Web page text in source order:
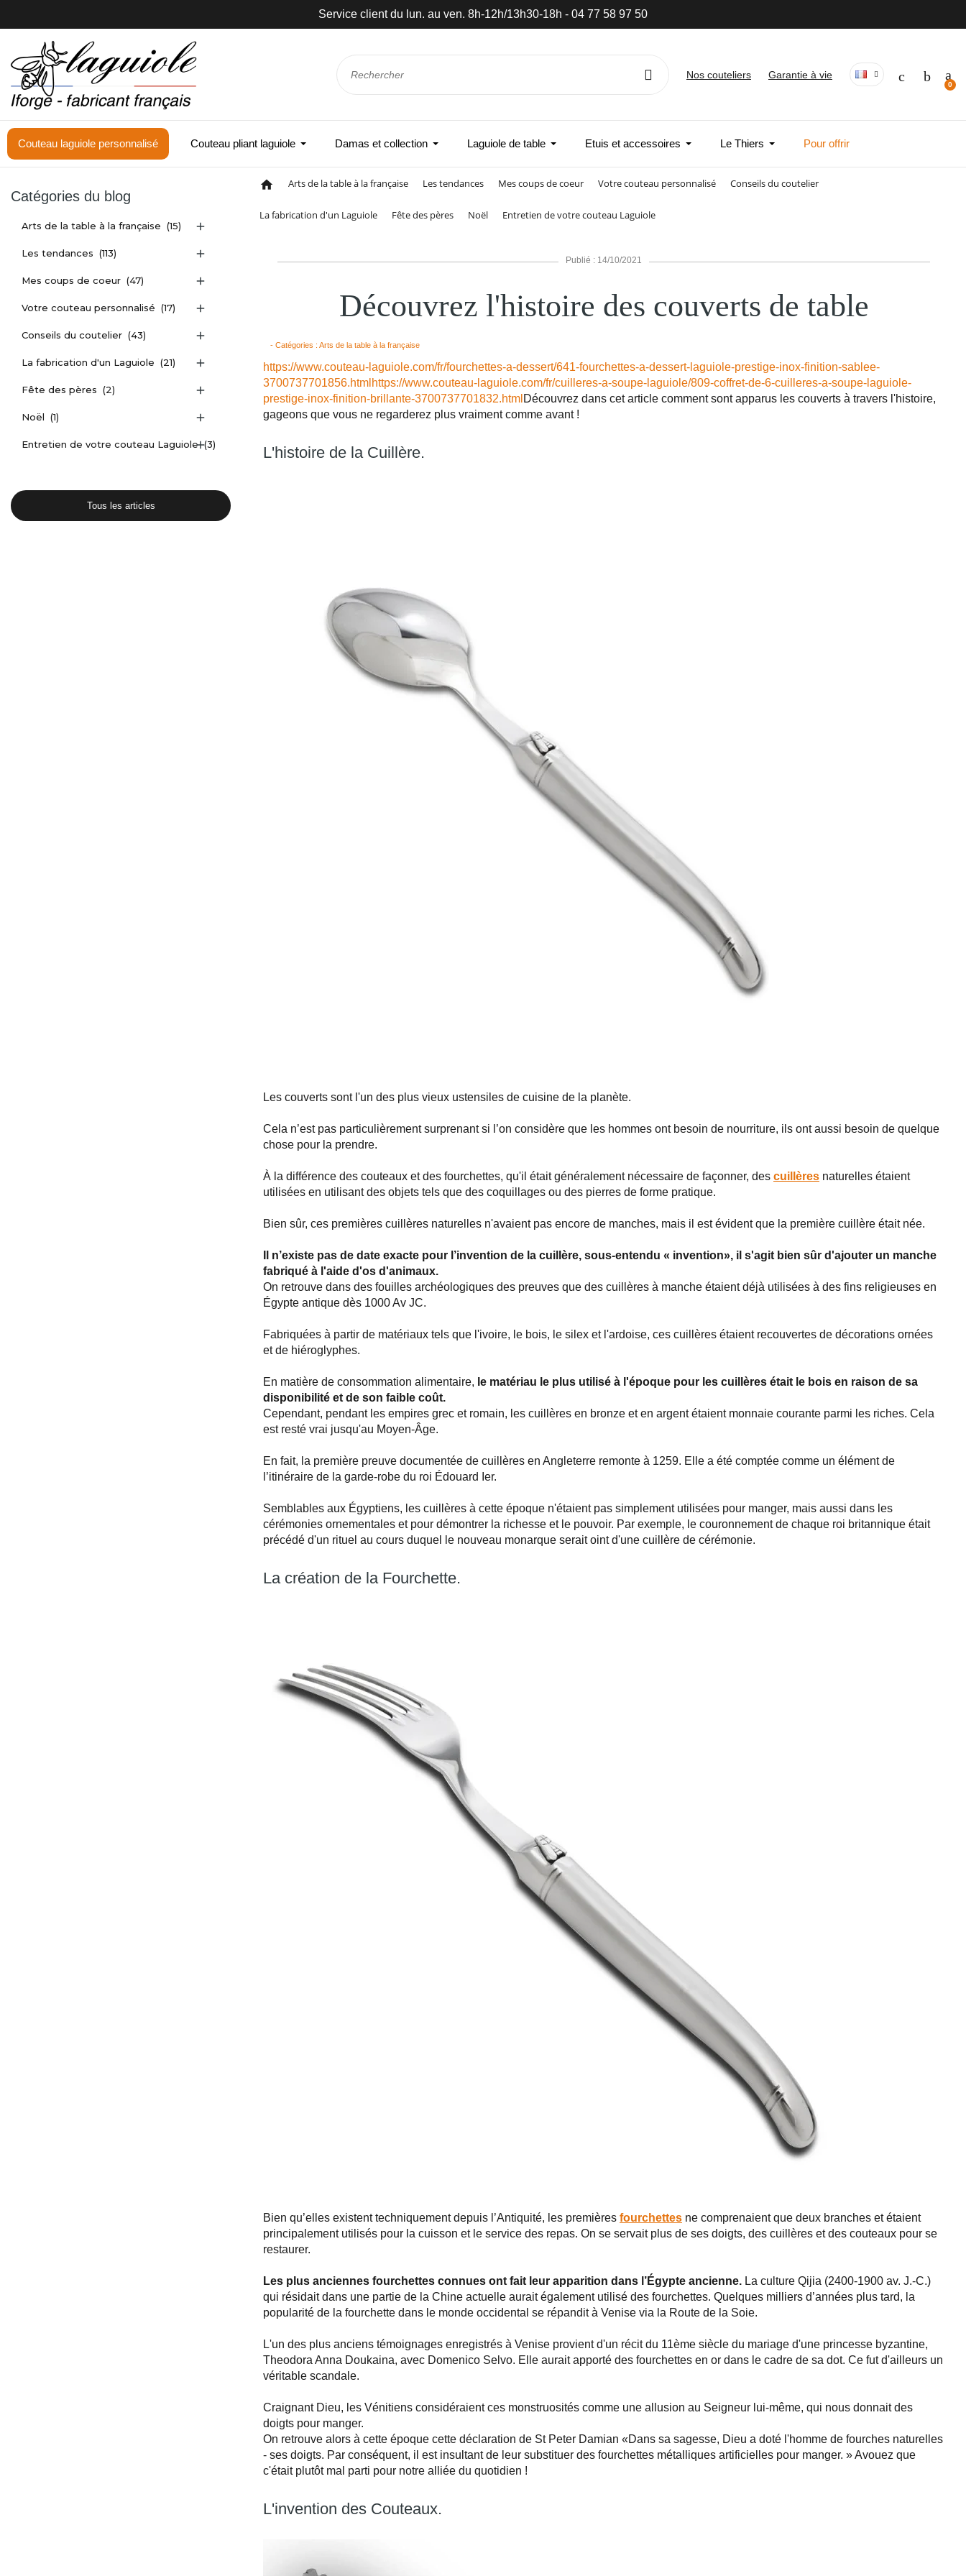
Service client du lun. au ven. 8h-12h/13h30-18h - 04 77 58 97 50
Nos couteliers Garantie à vie
Couteau laguiole personnalisé Couteau pliant laguiole Damas et collection Laguiole de table Etuis et accessoires Le Thiers Pour offrir
Catégories du blog
Arts de la table à la française (15) 
Les tendances (113) 
Mes coups de coeur (47) 
Votre couteau personnalisé (17) 
Conseils du coutelier (43) 
La fabrication d'un Laguiole (21) 
Fête des pères (2) 
Noël (1) 
Entretien de votre couteau Laguiole (3)

Tous les articles
home Arts de la table à la française Les tendances Mes coups de coeur Votre couteau personnalisé Conseils du coutelier
La fabrication d'un Laguiole Fête des pères Noël Entretien de votre couteau Laguiole
Publié : 14/10/2021
Découvrez l'histoire des couverts de table
- Catégories : Arts de la table à la française
https://www.couteau-laguiole.com/fr/fourchettes-a-dessert/641-fourchettes-a-dessert-laguiole-prestige-inox-finition-sablee-
3700737701856.html https://www.couteau-laguiole.com/fr/cuilleres-a-soupe-laguiole/809-coffret-de-6-cuilleres-a-soupe-laguiole-
prestige-inox-finition-brillante-3700737701832.html Découvrez dans cet article comment sont apparus les couverts à travers l'histoire,
gageons que vous ne regarderez plus vraiment comme avant !
L'histoire de la Cuillère.
Les couverts sont l'un des plus vieux ustensiles de cuisine de la planète.
Cela n’est pas particulièrement surprenant si l’on considère que les hommes ont besoin de nourriture, ils ont aussi besoin de quelque
chose pour la prendre.
À la différence des couteaux et des fourchettes, qu'il était généralement nécessaire de façonner, des cuillères naturelles étaient
utilisées en utilisant des objets tels que des coquillages ou des pierres de forme pratique.
Bien sûr, ces premières cuillères naturelles n'avaient pas encore de manches, mais il est évident que la première cuillère était née.
Il n’existe pas de date exacte pour l’invention de la cuillère, sous-entendu « invention», il s'agit bien sûr d'ajouter un manche
fabriqué à l'aide d'os d'animaux.
On retrouve dans des fouilles archéologiques des preuves que des cuillères à manche étaient déjà utilisées à des fins religieuses en
Égypte antique dès 1000 Av JC.
Fabriquées à partir de matériaux tels que l'ivoire, le bois, le silex et l'ardoise, ces cuillères étaient recouvertes de décorations ornées
et de hiéroglyphes.
En matière de consommation alimentaire, le matériau le plus utilisé à l'époque pour les cuillères était le bois en raison de sa
disponibilité et de son faible coût.
Cependant, pendant les empires grec et romain, les cuillères en bronze et en argent étaient monnaie courante parmi les riches. Cela
est resté vrai jusqu'au Moyen-Âge.
En fait, la première preuve documentée de cuillères en Angleterre remonte à 1259. Elle a été comptée comme un élément de
l’itinéraire de la garde-robe du roi Édouard Ier.
Semblables aux Égyptiens, les cuillères à cette époque n'étaient pas simplement utilisées pour manger, mais aussi dans les
cérémonies ornementales et pour démontrer la richesse et le pouvoir. Par exemple, le couronnement de chaque roi britannique était
précédé d'un rituel au cours duquel le nouveau monarque serait oint d'une cuillère de cérémonie.
La création de la Fourchette.
Bien qu’elles existent techniquement depuis l’Antiquité, les premières fourchettes ne comprenaient que deux branches et étaient
principalement utilisés pour la cuisson et le service des repas. On se servait plus de ses doigts, des cuillères et des couteaux pour se
restaurer.
Les plus anciennes fourchettes connues ont fait leur apparition dans l’Égypte ancienne. La culture Qijia (2400-1900 av. J.-C.)
qui résidait dans une partie de la Chine actuelle aurait également utilisé des fourchettes. Quelques milliers d’années plus tard, la
popularité de la fourchette dans le monde occidental se répandit à Venise via la Route de la Soie.
L'un des plus anciens témoignages enregistrés à Venise provient d'un récit du 11ème siècle du mariage d'une princesse byzantine,
Theodora Anna Doukaina, avec Domenico Selvo. Elle aurait apporté des fourchettes en or dans le cadre de sa dot. Ce fut d'ailleurs un
véritable scandale.
Craignant Dieu, les Vénitiens considéraient ces monstruosités comme une allusion au Seigneur lui-même, qui nous donnait des
doigts pour manger.
On retrouve alors à cette époque cette déclaration de St Peter Damian «Dans sa sagesse, Dieu a doté l'homme de fourches naturelles
- ses doigts. Par conséquent, il est insultant de leur substituer des fourchettes métalliques artificielles pour manger. » Avouez que
c'était plutôt mal parti pour notre alliée du quotidien !
L'invention des Couteaux.